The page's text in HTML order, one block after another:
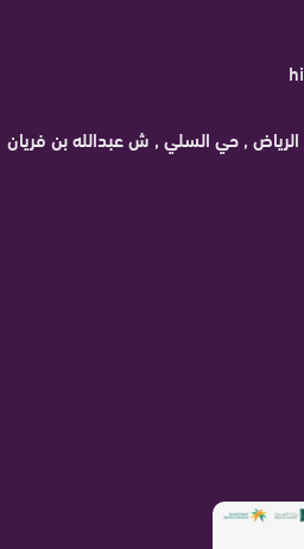
الرياض , حي السلي , ش عبدالله بن فريان